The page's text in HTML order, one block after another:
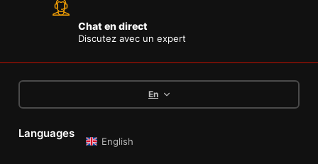
Chat en direct
Discutez avec un expert
En
Languages
English